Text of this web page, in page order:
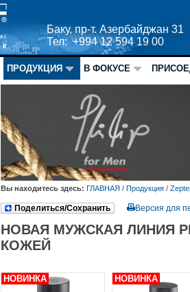
Баку, пр-т. Азербайджан 31
Тел: +994 12 594 19 00
ПРОДУКЦИЯ В ФОКУСЕ
Вы находитесь здесь: ГЛАВНАЯ / Продукция /
Поделиться/Сохранить Версия для
НОВАЯ МУЖСКАЯ ЛИНИЯ
КОЖЕЙ
НОВИНКА НОВИНКА